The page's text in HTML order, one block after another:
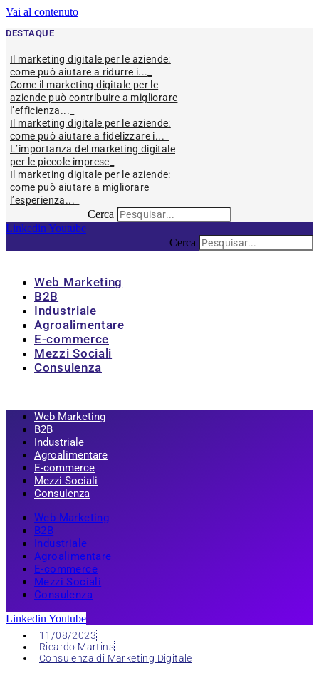
Vai al contenuto
DESTAQUE
Il marketing digitale per le aziende:
come può aiutare a ridurre i...
Come il marketing digitale per le
aziende può contribuire a migliorare
l’efficienza...
Il marketing digitale per le aziende:
come può aiutare a fidelizzare i...
L’importanza del marketing digitale
per le piccole imprese
Il marketing digitale per le aziende:
come può aiutare a migliorare
l’esperienza...
Cerca
Linkedin Youtube
Cerca
Web Marketing
B2B
Industriale
Agroalimentare
E-commerce
Mezzi Sociali
Consulenza
Web Marketing
B2B
Industriale
Agroalimentare
E-commerce
Mezzi Sociali
Consulenza
Web Marketing
B2B
Industriale
Agroalimentare
E-commerce
Mezzi Sociali
Consulenza
Linkedin Youtube
11/08/2023
Ricardo Martins
Consulenza di Marketing Digitale